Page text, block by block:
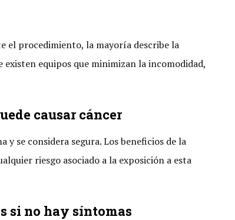
el procedimiento, la mayoría describe la
equipos que minimizan la incomodidad,
causar cáncer
se considera segura. Los beneficios de la
riesgo asociado a la exposición a esta
si no hay síntomas